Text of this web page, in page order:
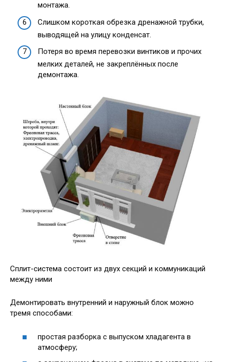
монтажа.
Слишком короткая обрезка дренажной трубки,
выводящей на улицу конденсат.
Потеря во время перевозки винтиков и прочих
мелких деталей, не закреплённых после
демонтажа.
Сплит-система состоит из двух секций и коммуникаций
между ними
Демонтировать внутренний и наружный блок можно
тремя способами:
простая разборка с выпуском хладагента в
атмосферу;